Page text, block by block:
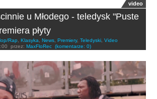
video
u Młodego - teledysk "Puste
płyty
Rap, Klasyka, News, Premiery, Teledyski, Video
przez: MaxFloRec (komentarze: 0)